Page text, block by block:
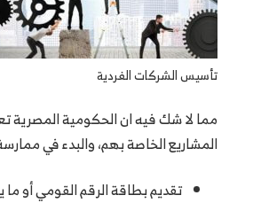
تأسيس الشركات الفردية
مما لا شك فيه ان الحكومية المصرية
المشاريع الخاصة بهم، والبدء في
تقديم بطاقة الرقم القومي أو